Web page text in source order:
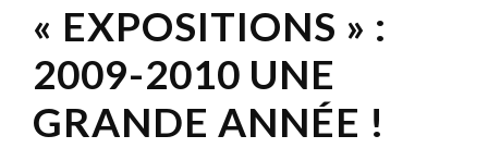
« EXPOSITIONS » :
2009-2010 UNE
GRANDE ANNÉE !